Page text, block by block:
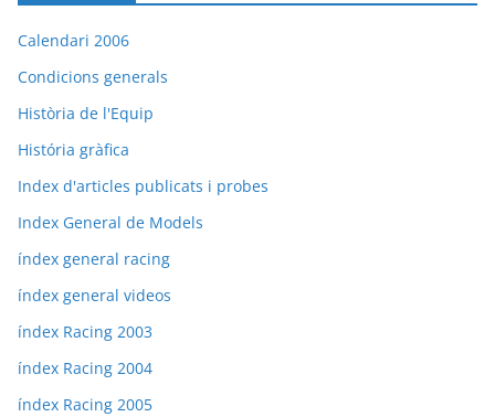
Calendari 2006
Condicions generals
Història de l'Equip
História gràfica
Index d'articles publicats i probes
Index General de Models
índex general racing
índex general videos
índex Racing 2003
índex Racing 2004
índex Racing 2005